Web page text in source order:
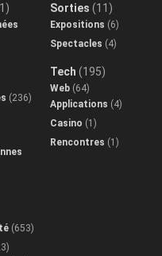
(236)
(653)
Sorties (11)
Expositions (6)
Spectacles (4)
Tech (195)
Web (64)
Applications (4)
Casino (1)
Rencontres (1)